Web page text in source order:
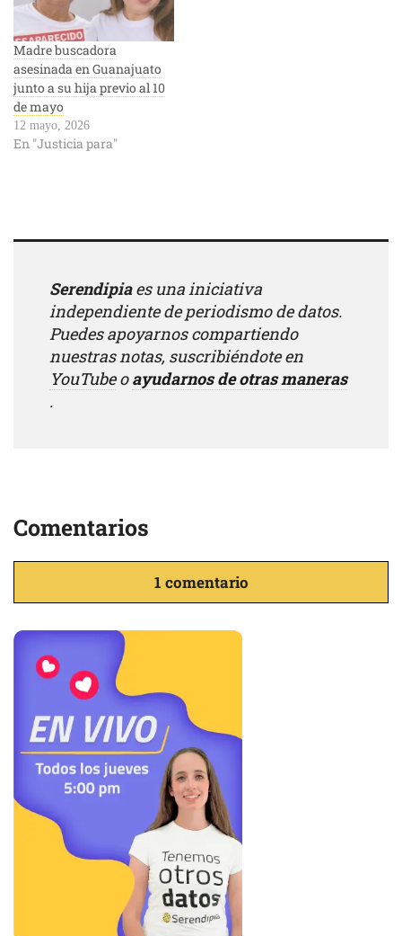
Madre buscadora
asesinada en Guanajuato
junto a su hija previo al 10
de mayo
12 mayo, 2026
En "Justicia para"
Serendipiaes una iniciativa
independiente de periodismo de datos.
Puedes apoyarnos compartiendo
nuestras notas, suscribiéndote en
YouTubeoayudarnos de otras maneras
.
Comentarios
1 comentario